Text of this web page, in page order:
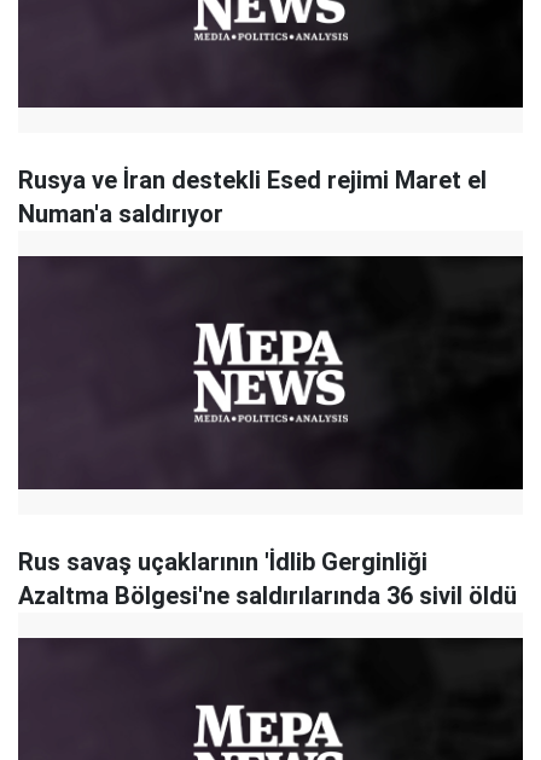
Rusya ve İran destekli Esed rejimi Maret el
Numan'a saldırıyor
Rus savaş uçaklarının 'İdlib Gerginliği
Azaltma Bölgesi'ne saldırılarında 36 sivil öldü